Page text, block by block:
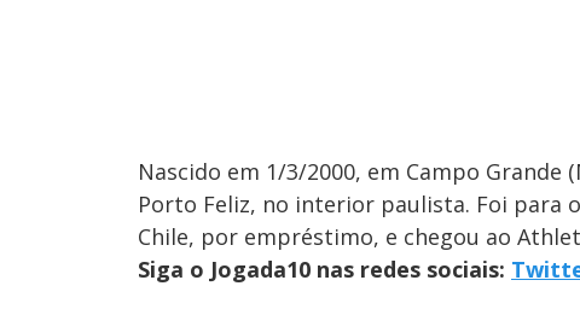
Nascido em 1/3/2000, em Campo Grande
Porto Feliz, no interior paulista. Foi para
Chile, por empréstimo, e chegou ao
Siga o Jogada10 nas redes sociais: